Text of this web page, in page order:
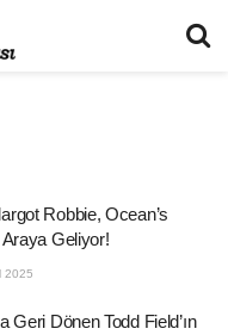
Robbie, Ocean’s
Geliyor!
2025
Geri Dönen Todd Field’ın